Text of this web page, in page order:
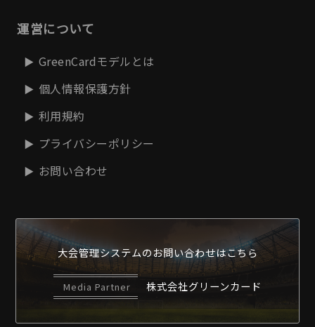
運営について
GreenCardモデルとは
個人情報保護方針
利用規約
プライバシーポリシー
お問い合わせ
大会管理システムのお問い合わせはこちら
Media Partner 株式会社グリーンカード